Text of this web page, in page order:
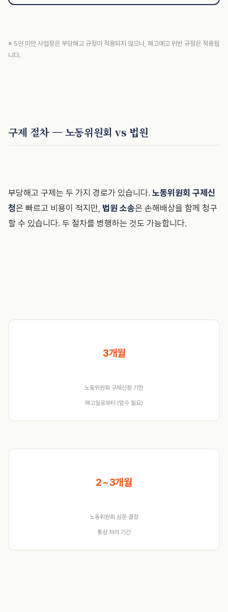
※ 5인 미만 사업장은 부당해고 규정이 적용되지 않으나, 해고예고 위반 규정은 적용됩
니다.
구제 절차 — 노동위원회 vs 법원
부당해고 구제는 두 가지 경로가 있습니다. 노동위원회 구제신
청은 빠르고 비용이 적지만, 법원 소송은 손해배상을 함께 청구
할 수 있습니다. 두 절차를 병행하는 것도 가능합니다.
3개월
노동위원회 구제신청 기한
해고일로부터 (엄수 필요)
2~3개월
노동위원회 심문·결정
통상 처리 기간